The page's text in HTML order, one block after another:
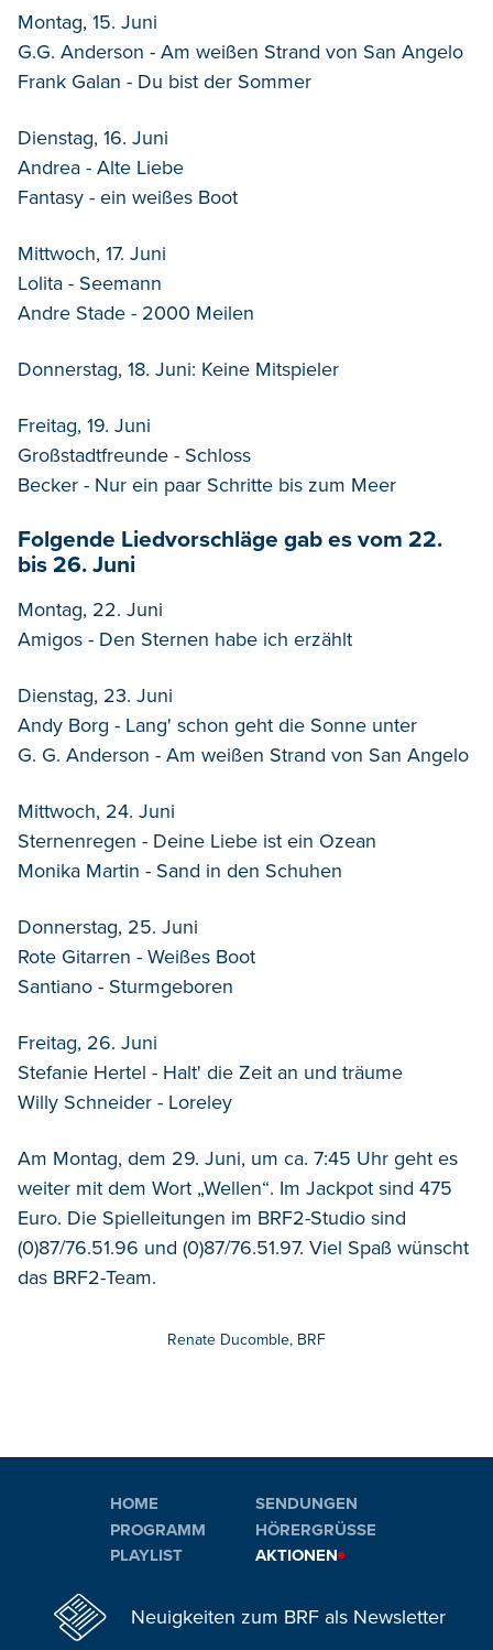
Montag, 15. Juni
G.G. Anderson - Am weißen Strand von San Angelo
Frank Galan - Du bist der Sommer
Dienstag, 16. Juni
Andrea - Alte Liebe
Fantasy - ein weißes Boot
Mittwoch, 17. Juni
Lolita - Seemann
Andre Stade - 2000 Meilen
Donnerstag, 18. Juni: Keine Mitspieler
Freitag, 19. Juni
Großstadtfreunde - Schloss
Becker - Nur ein paar Schritte bis zum Meer
Folgende Liedvorschläge gab es vom 22.
bis 26. Juni
Montag, 22. Juni
Amigos - Den Sternen habe ich erzählt
Dienstag, 23. Juni
Andy Borg - Lang' schon geht die Sonne unter
G. G. Anderson - Am weißen Strand von San Angelo
Mittwoch, 24. Juni
Sternenregen - Deine Liebe ist ein Ozean
Monika Martin - Sand in den Schuhen
Donnerstag, 25. Juni
Rote Gitarren - Weißes Boot
Santiano - Sturmgeboren
Freitag, 26. Juni
Stefanie Hertel - Halt' die Zeit an und träume
Willy Schneider - Loreley
Am Montag, dem 29. Juni, um ca. 7:45 Uhr geht es
weiter mit dem Wort „Wellen“. Im Jackpot sind 475
Euro. Die Spielleitungen im BRF2-Studio sind
(0)87/76.51.96 und (0)87/76.51.97. Viel Spaß wünscht
das BRF2-Team.
Renate Ducomble, BRF
HOME
PROGRAMM
PLAYLIST
SENDUNGEN
HÖRERGRÜSSE
AKTIONEN
Neuigkeiten zum BRF als Newsletter